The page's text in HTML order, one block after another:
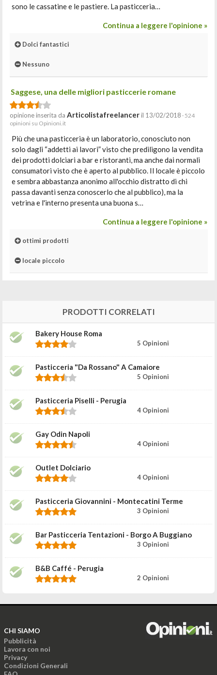
sono le cassatine e le pastiere. La pasticceria…
Continua a leggere l'opinione »
Dolci fantastici
Nessuno
Saggese, una delle migliori pasticcerie romane
opinione inserita da Articolistafreelanceril 13/02/2018 · 524
opinioni su Opinioni.it
Più che una pasticceria è un laboratorio, conosciuto non
solo dagli “addetti ai lavori” visto che prediligono la vendita
dei prodotti dolciari a bar e ristoranti, ma anche dai normali
consumatori visto che è aperto al pubblico. Il locale è piccolo
e sembra abbastanza anonimo all'occhio distratto di chi
passa davanti senza conoscerlo che al pubblico), ma la
vetrina e l'interno presenta una buona s…
Continua a leggere l'opinione »
ottimi prodotti
locale piccolo
PRODOTTI CORRELATI
Bakery House Roma
5 Opinioni
Pasticceria "da Rossano" A Camaiore
5 Opinioni
Pasticceria Piselli - Perugia
4 Opinioni
Gay Odin Napoli
4 Opinioni
Outlet Dolciario
4 Opinioni
Pasticceria Giovannini - Montecatini Terme
3 Opinioni
Bar Pasticceria Tentazioni - Borgo A Buggiano
3 Opinioni
B&B Caffé - Perugia
2 Opinioni
CHI SIAMO
Pubblicità
Lavora con noi
Privacy
Condizioni Generali